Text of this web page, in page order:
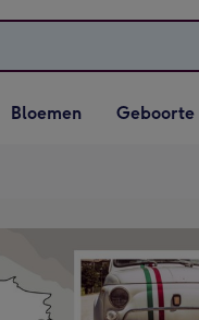
Vervolgkeuzelijst
Bloemen openen
Bloemen
Geboorte
Geboorte